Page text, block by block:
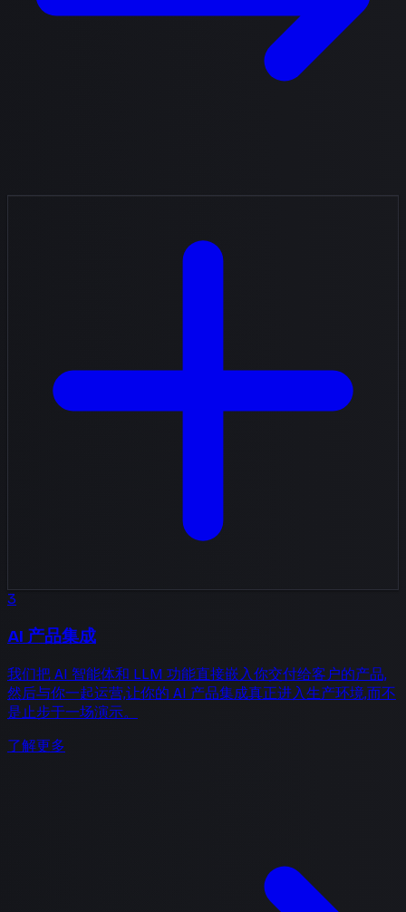
3
AI 产品集成
我们把 AI 智能体和 LLM 功能直接嵌入你交付给客户的产品,
然后与你一起运营,让你的 AI 产品集成真正进入生产环境,而不
是止步于一场演示。
了解更多